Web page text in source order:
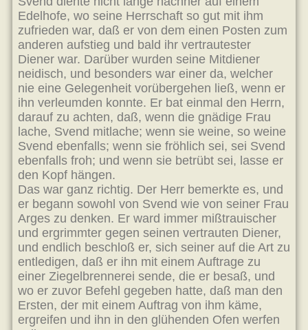
Edelhofe, wo seine Herrschaft so gut mit ihm
zufrieden war, daß er von dem einen Posten zum
anderen aufstieg und bald ihr vertrautester
Diener war. Darüber wurden seine Mitdiener
neidisch, und besonders war einer da, welcher
nie eine Gelegenheit vorübergehen ließ, wenn er
ihn verleumden konnte. Er bat einmal den Herrn,
darauf zu achten, daß, wenn die gnädige Frau
lache, Svend mitlache; wenn sie weine, so weine
Svend ebenfalls; wenn sie fröhlich sei, sei Svend
ebenfalls froh; und wenn sie betrübt sei, lasse er
den Kopf hängen.
Das war ganz richtig. Der Herr bemerkte es, und
er begann sowohl von Svend wie von seiner Frau
Arges zu denken. Er ward immer mißtrauischer
und ergrimmter gegen seinen vertrauten Diener,
und endlich beschloß er, sich seiner auf die Art zu
entledigen, daß er ihn mit einem Auftrage zu
einer Ziegelbrennerei sende, die er besaß, und
wo er zuvor Befehl gegeben hatte, daß man den
Ersten, der mit einem Auftrag von ihm käme,
ergreifen und ihn in den glühenden Ofen werfen